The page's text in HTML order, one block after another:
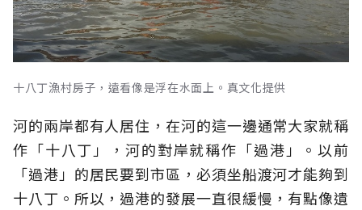
十八丁漁村房子，遠看像是浮在水面上。真文化提供
河的兩岸都有人居住，在河的這一邊通常大家就稱
作「十八丁」，河的對岸就稱作「過港」。以前
「過港」的居民要到市區，必須坐船渡河才能夠到
十八丁。所以，過港的發展一直很緩慢，有點像遺